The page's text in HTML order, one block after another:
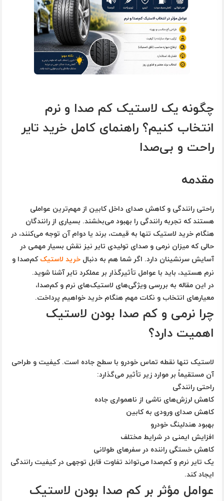
چگونه یک لاستیک کم‌ صدا و نرم
انتخاب کنیم؟ راهنمای کامل خرید تایر
راحت و بی‌صدا
مقدمه
راحتی رانندگی و کاهش صدای داخل کابین از مهم‌ترین عواملی
هستند که تجربه رانندگی را بهبود می‌بخشند. بسیاری از رانندگان
هنگام خرید لاستیک تنها به قیمت، برند یا دوام آن توجه می‌کنند، در
حالی که میزان نرمی و صدای تولیدی تایر نیز نقش بسیار مهمی در
آسایش سرنشینان دارد. اگر شما هم به دنبال خرید لاستیککم‌صدا و
نرم هستید، باید با عوامل تأثیرگذار بر عملکرد تایر آشنا شوید.
در این مقاله به بررسی ویژگی‌های لاستیک‌های نرم و کم‌صدا،
معیارهای انتخاب و نکات مهم هنگام خرید خواهیم پرداخت.
چرا نرمی و کم‌ صدا بودن لاستیک
اهمیت دارد؟
لاستیک تنها نقطه تماس خودرو با سطح جاده است. کیفیت و طراحی
آن مستقیماً بر موارد زیر تأثیر می‌گذارد:
راحتی رانندگی
کاهش لرزش‌های ناشی از ناهمواری جاده
کاهش صدای ورودی به کابین
بهبود هندلینگ خودرو
افزایش ایمنی در شرایط مختلف
کاهش خستگی راننده در سفرهای طولانی
یک تایر نرم و کم‌صدا می‌تواند تفاوت قابل توجهی در کیفیت رانندگی
ایجاد کند.
عوامل مؤثر بر کم‌ صدا بودن لاستیک